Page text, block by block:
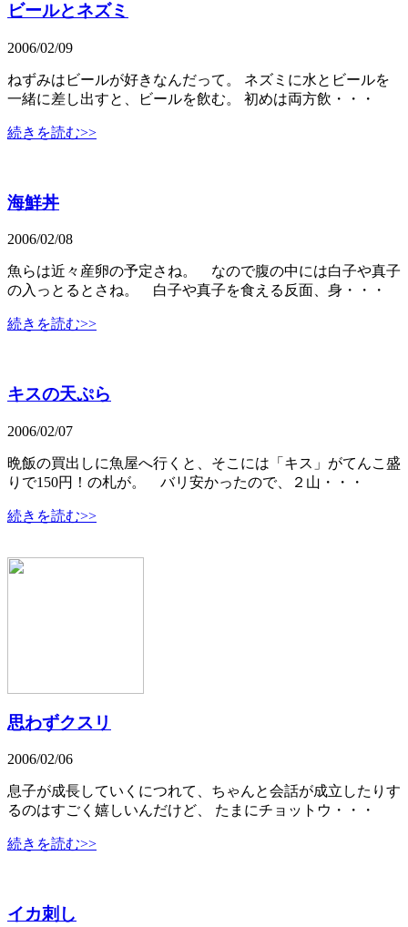
ビールとネズミ
2006/02/09
ねずみはビールが好きなんだって。 ネズミに水とビールを
一緒に差し出すと、ビールを飲む。 初めは両方飲・・・
続きを読む>>
海鮮丼
2006/02/08
魚らは近々産卵の予定さね。 なので腹の中には白子や真子
の入っとるとさね。 白子や真子を食える反面、身・・・
続きを読む>>
キスの天ぷら
2006/02/07
晩飯の買出しに魚屋へ行くと、そこには「キス」がてんこ盛
りで150円！の札が。 バリ安かったので、２山・・・
続きを読む>>
思わずクスリ
2006/02/06
息子が成長していくにつれて、ちゃんと会話が成立したりす
るのはすごく嬉しいんだけど、 たまにチョットウ・・・
続きを読む>>
イカ刺し